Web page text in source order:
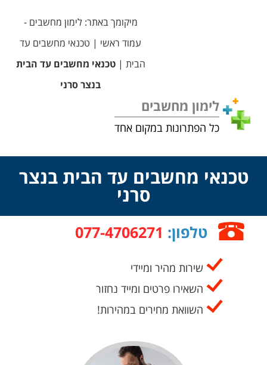
מיקומך באתר:לימון מחשבים -
עמוד ראשי | טכנאי מחשבים עד
הבית |טכנאי מחשבים עד הבית
בנצר סרני
לימון מחשבים
כל הפתרונות במקום אחד
טכנאי מחשבים עד הבית בנצר
סרני
טלפון:
שירות מהיר ומיידי
השאירו פרטים ומייד נחזור
השוואת מחירים במהירות!